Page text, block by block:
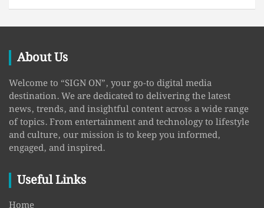
About Us
Welcome to “SIGN ON”, your go-to digital media
destination. We are dedicated to delivering the latest
news, trends, and insightful content across a wide range
of topics. From entertainment and technology to lifestyle
and culture, our mission is to keep you informed,
engaged, and inspired.
Useful Links